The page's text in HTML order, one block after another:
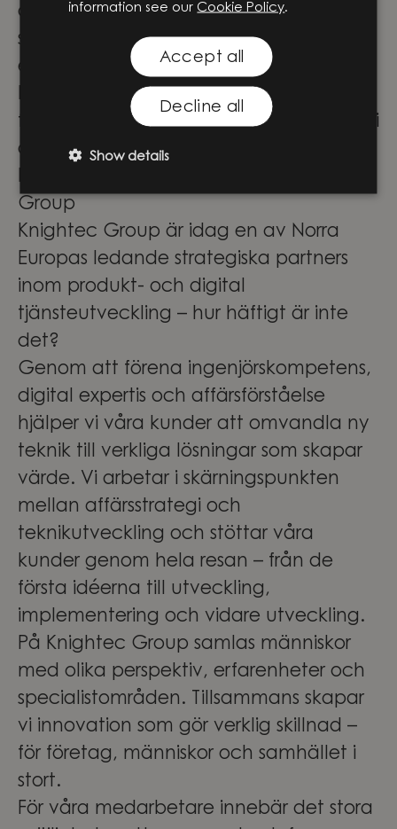
av att kontinuerligt utveckla både dig
själv, teamet och våra arbetssätt. Med
ett starkt kundfokus och en god
kommunikativ förmåga bygger du
förtroende och skapar långsiktigt värde i
de uppdrag du driver.
En spännande resa med Knightec
Group
Knightec Group är idag en av Norra
Europas ledande strategiska partners
inom produkt- och digital
tjänsteutveckling – hur häftigt är inte
det?
Genom att förena ingenjörskompetens,
digital expertis och affärsförståelse
hjälper vi våra kunder att omvandla ny
teknik till verkliga lösningar som skapar
värde. Vi arbetar i skärningspunkten
mellan affärsstrategi och
teknikutveckling och stöttar våra
kunder genom hela resan – från de
första idéerna till utveckling,
implementering och vidare utveckling.
På Knightec Group samlas människor
med olika perspektiv, erfarenheter och
specialistområden. Tillsammans skapar
vi innovation som gör verklig skillnad –
för företag, människor och samhället i
stort.
För våra medarbetare innebär det stora
information see our Cookie Policy.
Accept all
Decline all
Show details